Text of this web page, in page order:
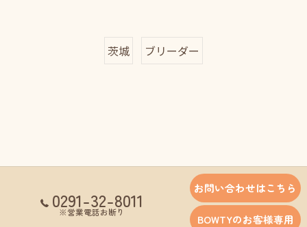
茨城 ブリーダー
0291-32-8011
※営業電話お断り
お問い合わせはこちら
BOWTYのお客様専用